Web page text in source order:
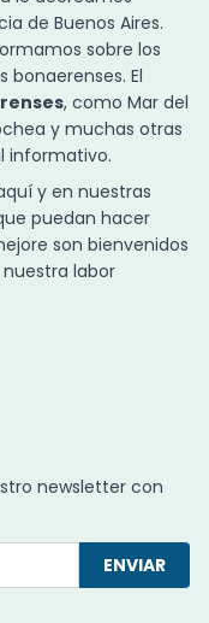
de Buenos Aires.
sobre los
El
, como Mar del
y muchas otras
informativo.
y en nuestras
puedan hacer
son bienvenidos
labor
newsletter con
ENVIAR